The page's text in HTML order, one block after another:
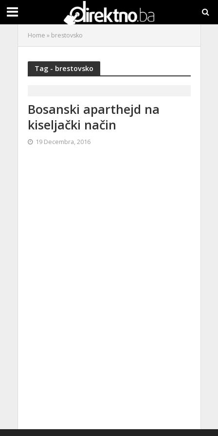
Home » brestovsko
Tag - brestovsko
Bosanski aparthejd na
kiseljački način
19 Decembra, 2016